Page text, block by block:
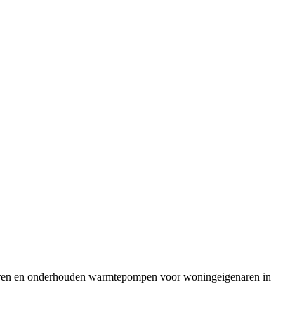
en onderhouden warmtepompen voor woningeigenaren in